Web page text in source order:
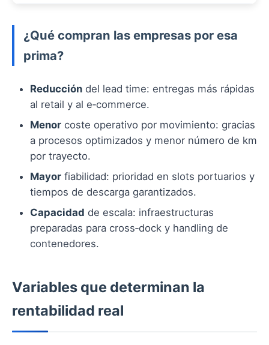
¿Qué compran las empresas por esa
prima?
Reducción del lead time: entregas más rápidas
al retail y al e‑commerce.
Menor coste operativo por movimiento: gracias
a procesos optimizados y menor número de km
por trayecto.
Mayor fiabilidad: prioridad en slots portuarios y
tiempos de descarga garantizados.
Capacidad de escala: infraestructuras
preparadas para cross‑dock y handling de
contenedores.
Variables que determinan la
rentabilidad real